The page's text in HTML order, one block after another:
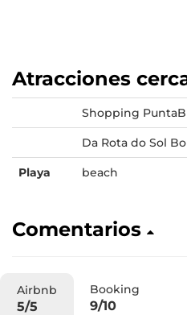
Atracciones
Shopping
Da Rota do Sol
Playa beach
Comentarios
Airbnb
5/5
Booking
9/10